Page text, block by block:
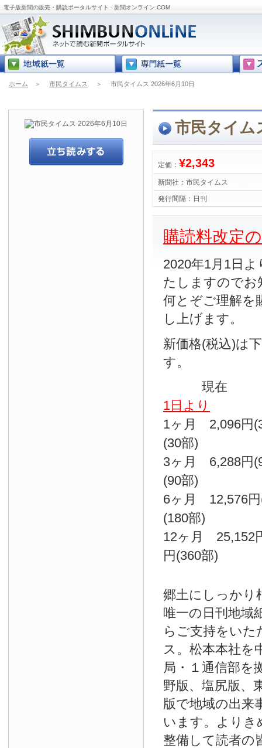
電子版新聞の販売・購読ポータルサイト - 新聞オンライン.COM
ホーム ＞ 市民タイムス ＞ 市民タイムス 2026年6月10日
市民タイム
定価： ¥2,343
新聞社： 市民タイムス
発行間隔： 日刊
購読料改定
2020年1月1日
たしますのでお
何とぞご理解を
し上げます。
新価格(税込)は
す。
現
1日より
1ヶ月 2,096
(30部)
3ヶ月 6,288
(90部)
6ヶ月 12,576
(180部)
12ヶ月
円(360部)
郷土にしっかり
唯一の日刊地域
らご支持をい
ス。松本本社を
局・１通信部を
野版、塩尻版、
版で地域の出来
います。よりき
整備して読者の